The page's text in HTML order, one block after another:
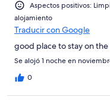
Mediocre
Horrible
Aspectos positivos:
alojamiento
Traducir con Google
good place to stay on
Se alojó 1 noche en
0